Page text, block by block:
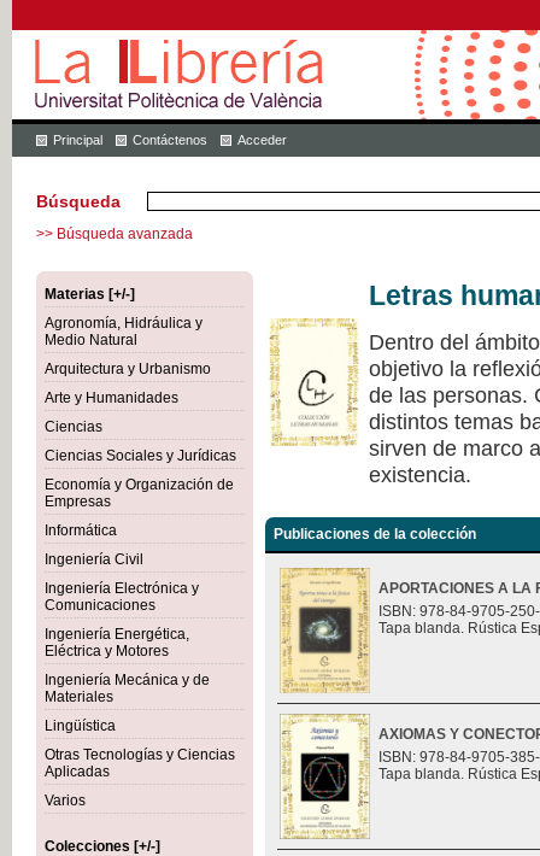
Principal Contáctenos Acceder
Búsqueda
>> Búsqueda avanzada
Materias [+/-]
Agronomía, Hidráulica y
Medio Natural
Arquitectura y Urbanismo
Arte y Humanidades
Ciencias
Ciencias Sociales y Jurídicas
Economía y Organización de
Empresas
Informática
Ingeniería Civil
Ingeniería Electrónica y
Comunicaciones
Ingeniería Energética,
Eléctrica y Motores
Ingeniería Mecánica y de
Materiales
Lingüística
Otras Tecnologías y Ciencias
Aplicadas
Varios
Colecciones [+/-]
Letras
Dentro del
objetivo la
de las personas.
distintos temas
sirven de marco
existencia.
Publicaciones de la colección
APORTACIONES A LA
ISBN: 978-84-9705-
Tapa blanda. Rústica
AXIOMAS Y
ISBN: 978-84-9705-
Tapa blanda. Rústica